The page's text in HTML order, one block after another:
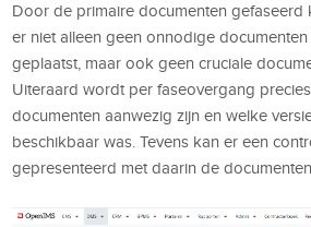
Door de primaire documenten gefaseerd
er niet alleen geen onnodige documenten
geplaatst, maar ook geen cruciale
Uiteraard wordt per faseovergang
documenten aanwezig zijn en welke
beschikbaar was. Tevens kan er een
gepresenteerd met daarin de